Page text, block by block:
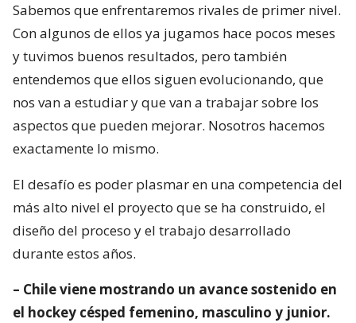
Sabemos que enfrentaremos rivales de primer nivel.
Con algunos de ellos ya jugamos hace pocos meses
y tuvimos buenos resultados, pero también
entendemos que ellos siguen evolucionando, que
nos van a estudiar y que van a trabajar sobre los
aspectos que pueden mejorar. Nosotros hacemos
exactamente lo mismo.
El desafío es poder plasmar en una competencia del
más alto nivel el proyecto que se ha construido, el
diseño del proceso y el trabajo desarrollado
durante estos años.
– Chile viene mostrando un avance sostenido en
el hockey césped femenino, masculino y junior.